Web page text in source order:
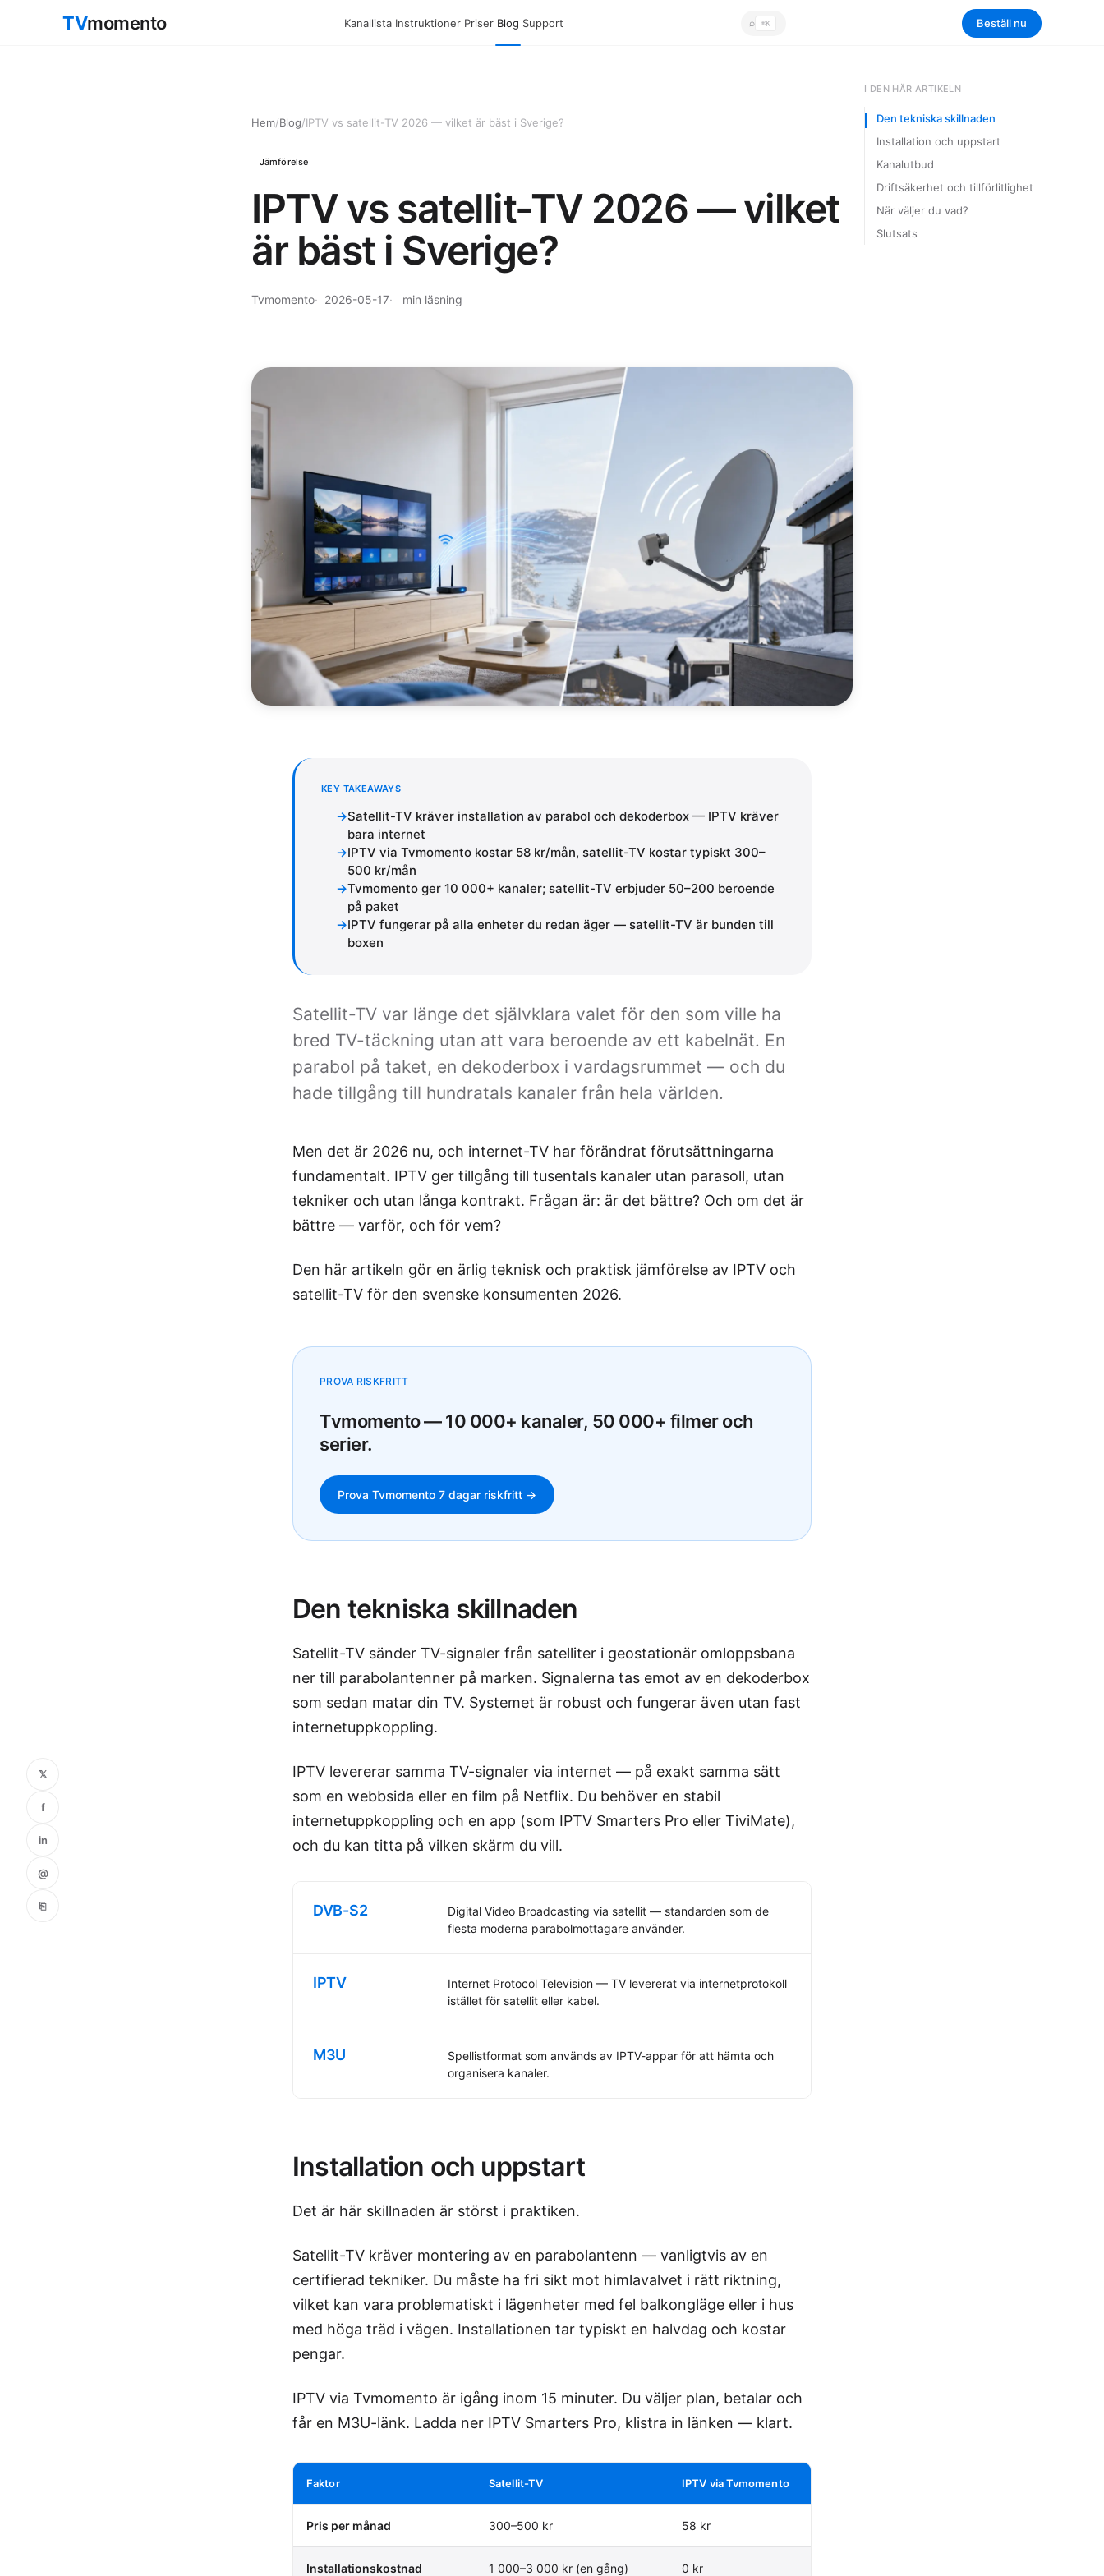
TVmomento Kanallista Instruktioner Priser Blog Support ⌕
Sök⌘K Beställ nu
Hem/Blog/IPTV vs satellit-TV 2026 — vilket är bäst i Sverige?
Jämförelse
IPTV vs satellit-TV 2026 — vilket
är bäst i Sverige?
Tvmomento 2026-05-17 min läsning
KEY TAKEAWAYS
Satellit-TV kräver installation av parabol och dekoderbox — IPTV kräver
bara internet
IPTV via Tvmomento kostar 58 kr/mån, satellit-TV kostar typiskt 300–
500 kr/mån
Tvmomento ger 10 000+ kanaler; satellit-TV erbjuder 50–200 beroende
på paket
IPTV fungerar på alla enheter du redan äger — satellit-TV är bunden till
boxen
Satellit-TV var länge det självklara valet för den som ville ha
bred TV-täckning utan att vara beroende av ett kabelnät. En
parabol på taket, en dekoderbox i vardagsrummet — och du
hade tillgång till hundratals kanaler från hela världen.
Men det är 2026 nu, och internet-TV har förändrat förutsättningarna
fundamentalt. IPTV ger tillgång till tusentals kanaler utan parasoll, utan
tekniker och utan långa kontrakt. Frågan är: är det bättre? Och om det är
bättre — varför, och för vem?
Den här artikeln gör en ärlig teknisk och praktisk jämförelse av IPTV och
satellit-TV för den svenske konsumenten 2026.
PROVA RISKFRITT
Tvmomento — 10 000+ kanaler, 50 000+ filmer och
serier.
Prova Tvmomento 7 dagar riskfritt →
Den tekniska skillnaden
Satellit-TV sänder TV-signaler från satelliter i geostationär omloppsbana
ner till parabolantenner på marken. Signalerna tas emot av en dekoderbox
som sedan matar din TV. Systemet är robust och fungerar även utan fast
internetuppkoppling.
IPTV levererar samma TV-signaler via internet — på exakt samma sätt
som en webbsida eller en film på Netflix. Du behöver en stabil
internetuppkoppling och en app (som IPTV Smarters Pro eller TiviMate),
och du kan titta på vilken skärm du vill.
DVB-S2
Digital Video Broadcasting via satellit — standarden som de
flesta moderna parabolmottagare använder.
IPTV
Internet Protocol Television — TV levererat via internetprotokoll
istället för satellit eller kabel.
M3U
Spellistformat som används av IPTV-appar för att hämta och
organisera kanaler.
Installation och uppstart
Det är här skillnaden är störst i praktiken.
Satellit-TV kräver montering av en parabolantenn — vanligtvis av en
certifierad tekniker. Du måste ha fri sikt mot himlavalvet i rätt riktning,
vilket kan vara problematiskt i lägenheter med fel balkongläge eller i hus
med höga träd i vägen. Installationen tar typiskt en halvdag och kostar
pengar.
IPTV via Tvmomento är igång inom 15 minuter. Du väljer plan, betalar och
får en M3U-länk. Ladda ner IPTV Smarters Pro, klistra in länken — klart.
Faktor Satellit-TV IPTV via Tvmomento
Pris per månad 300–500 kr 58 kr
Installationskostnad 1 000–3 000 kr (en gång) 0 kr
I DEN HÄR ARTIKELN
Den tekniska skillnaden
Installation och uppstart
Kanalutbud
Driftsäkerhet och tillförlitlighet
När väljer du vad?
Slutsats
𝕏
f
in
@
⎘